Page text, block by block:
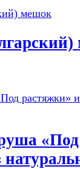
«Под